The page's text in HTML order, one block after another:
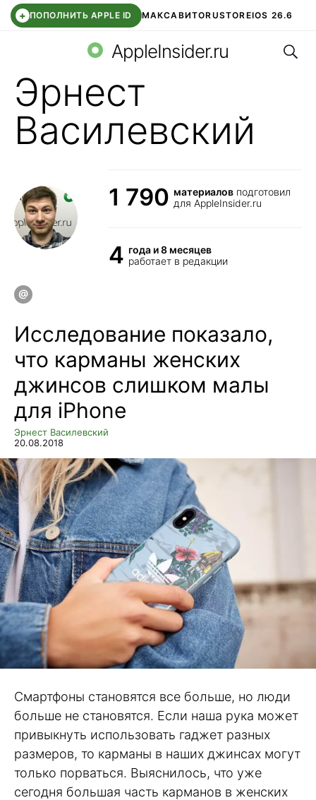
+ ПОПОЛНИТЬ APPLE ID МАКСАВИТОRUSTOREIOS 26.6
СБЕР КИДС ВТБ ОНЛАЙН ЧАТ В ROBLOX
AppleInsider.ru
Эрнест
Василевский
1 790 материалов подготовил
для AppleInsider.ru
4 года и 8 месяцев
работает в редакции
Исследование показало,
что карманы женских
джинсов слишком малы
для iPhone
Эрнест Василевский
20.08.2018
Смартфоны становятся все больше, но люди
больше не становятся. Если наша рука может
привыкнуть использовать гаджет разных
размеров, то карманы в наших джинсах могут
только порваться. Выяснилось, что уже
сегодня большая часть карманов в женских